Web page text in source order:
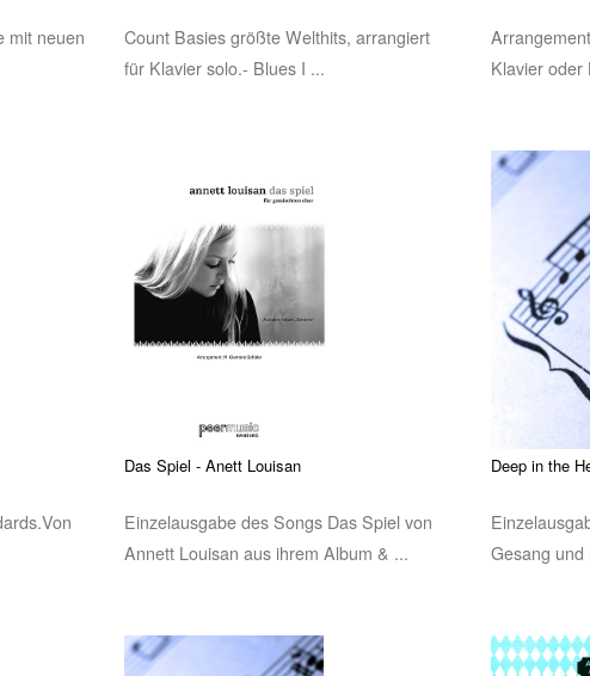
mit neuen
Count Basies größte Welthits, arrangiert
für Klavier solo.- Blues I ...
Klavier oder
Das Spiel - Anett Louisan
Einzelausgabe des Songs Das Spiel von
Annett Louisan aus ihrem Album & ...
Deep in the
Gesang